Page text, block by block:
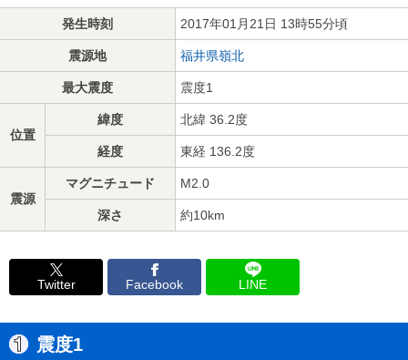
発生時刻 2017年01月21日 13時55分頃
震源地 福井県嶺北
最大震度 震度1
位置
緯度 北緯 36.2度
経度 東経 136.2度
震源
マグニチュード M2.0
深さ 約10km
Twitter Facebook LINE
震度1